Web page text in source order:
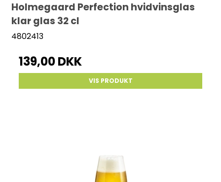
Holmegaard Perfection hvidvinsglas
klar glas 32 cl
4802413
139,00 DKK
VIS PRODUKT